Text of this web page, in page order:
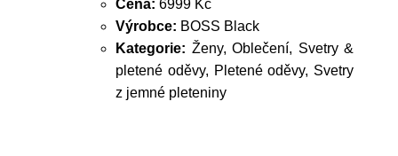
Cena: 6999 Kč
Výrobce: BOSS Black
Kategorie: Ženy, Oblečení, Svetry &
pletené oděvy, Pletené oděvy, Svetry
z jemné pleteniny